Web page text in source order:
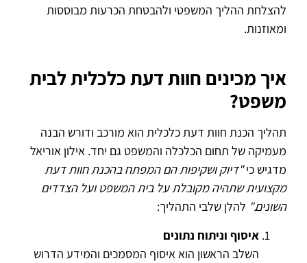
להצלחת ההליך המשפטי ולהבטחת הכרעות מבוססות
ומאוזנות.
איך מכינים חוות דעת כלכלית לבית
משפט?
תהליך הכנת חוות דעת כלכלית הוא מורכב ודורש הבנה
מעמיקה של תחום הכלכלה והמשפט גם יחד. אילון אוריאל
מדגיש כי"דיוק ושקיפות הם המפתח בהכנת חוות דעת
מקצועית שתהיה מקובלת על בית המשפט ועל הצדדים
השונים." להלן שלבי התהליך:
איסוף וניתוח נתונים
השלב הראשון הוא איסוף המסמכים והמידע הדרוש